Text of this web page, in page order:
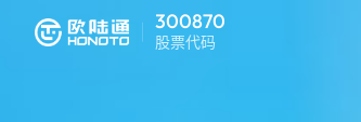
300870
股票代码